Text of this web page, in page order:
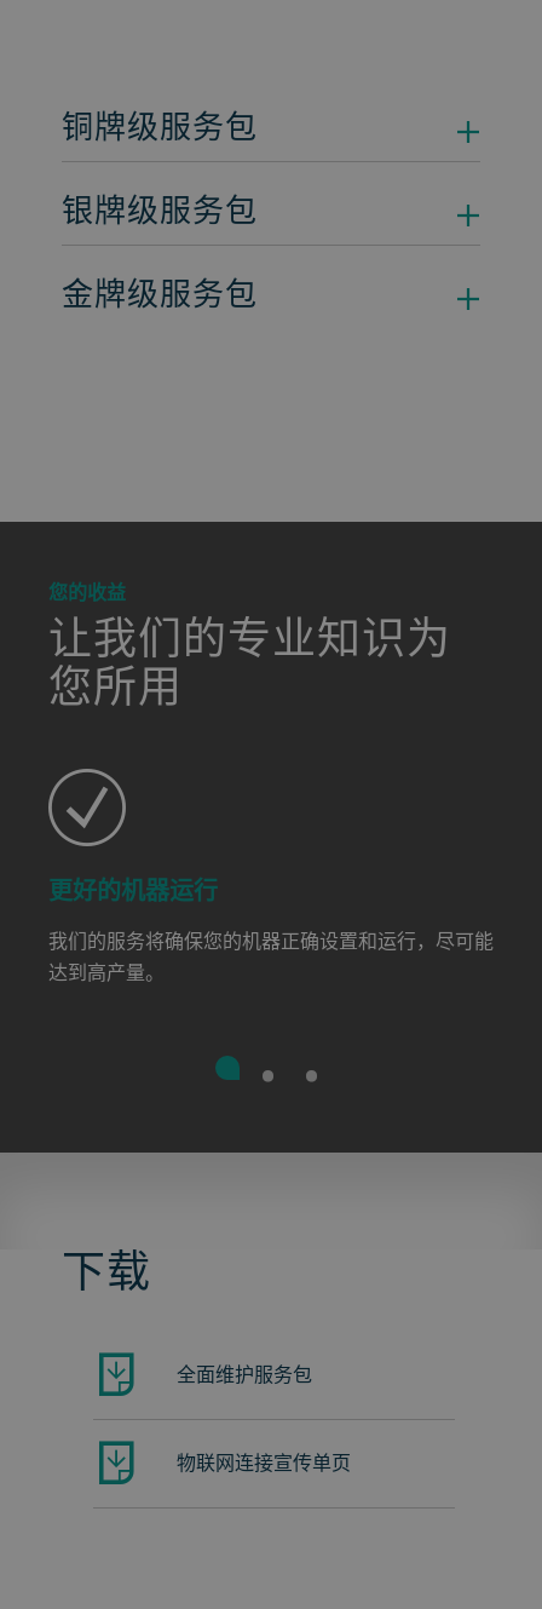
铜牌级服务包
银牌级服务包
金牌级服务包
a decorative background image
您的收益
让我们的专业知识为
您所用
更好的机器运行
我们的服务将确保您的机器正确设置和运行，尽可能
达到高产量。
下载
全面维护服务包
物联网连接宣传单页